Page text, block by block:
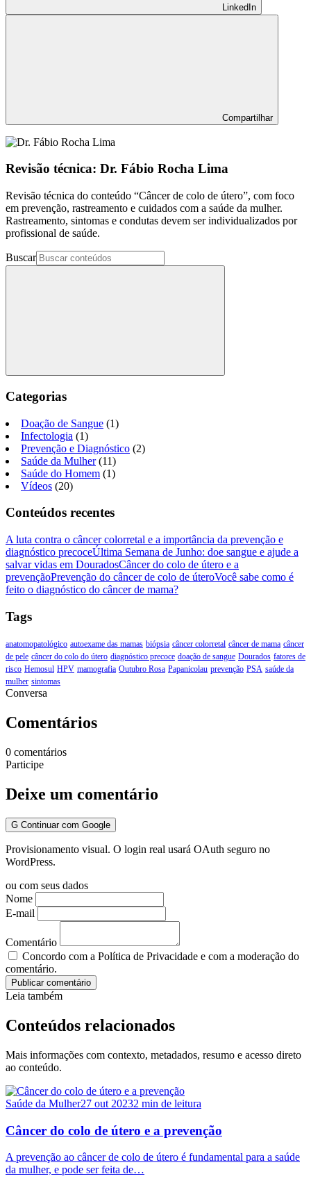
LinkedIn
Compartilhar
Revisão técnica: Dr. Fábio Rocha Lima
Revisão técnica do conteúdo “Câncer de colo de útero”, com foco
em prevenção, rastreamento e cuidados com a saúde da mulher.
Rastreamento, sintomas e condutas devem ser individualizados por
profissional de saúde.
Buscar
Categorias
Doação de Sangue (1)
Infectologia (1)
Prevenção e Diagnóstico (2)
Saúde da Mulher(11)
Saúde do Homem (1)
Vídeos (20)
Conteúdos recentes
A luta contra o câncer colorretal e a importância da prevenção e
diagnóstico precoceÚltima Semana de Junho: doe sangue e ajude a
salvar vidas em DouradosCâncer do colo de útero e a
prevençãoPrevenção do câncer de colo de úteroVocê sabe como é
feito o diagnóstico do câncer de mama?
Tags
anatomopatológico autoexame das mamas biópsia câncer colorretal câncer de mama câncer
de pele câncer do colo do útero diagnóstico precoce doação de sangue Dourados fatores de
risco Hemosul HPV mamografia Outubro Rosa Papanicolau prevenção PSA saúde da
mulher sintomas
Conversa
Comentários
0 comentários
Participe
Deixe um comentário
G Continuar com Google
Provisionamento visual. O login real usará OAuth seguro no
WordPress.
ou com seus dados
Nome
E-mail
Comentário
Concordo com a Política de Privacidade e com a moderação do
comentário.
Publicar comentário
Leia também
Conteúdos relacionados
Mais informações com contexto, metadados, resumo e acesso direto
ao conteúdo.
Saúde da Mulher27 out 20232 min de leitura
Câncer do colo de útero e a prevenção
A prevenção ao câncer de colo de útero é fundamental para a saúde
da mulher, e pode ser feita de…